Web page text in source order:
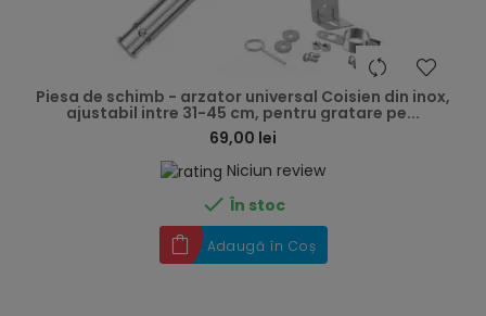
Piesa de schimb - arzator universal Coisien din inox,
ajustabil intre 31-45 cm, pentru gratare pe...
69,00 lei
Niciun review
 În stoc
Adaugă în Coș